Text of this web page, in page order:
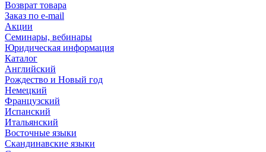
Возврат товара
Заказ по e-mail
Акции
Семинары, вебинары
Юридическая информация
Каталог
Английский
Рождество и Новый год
Немецкий
Французский
Испанский
Итальянский
Восточные языки
Скандинавские языки